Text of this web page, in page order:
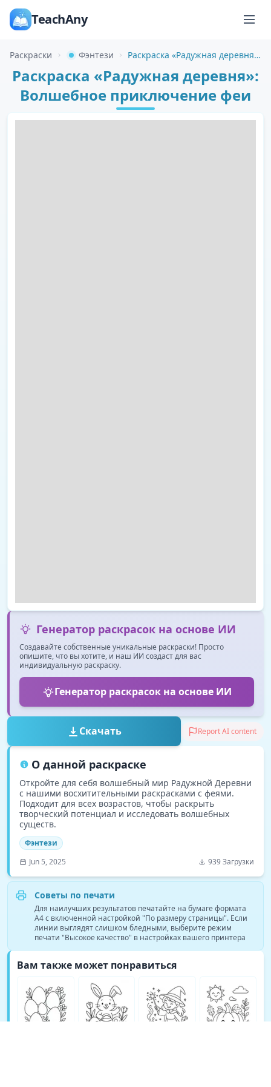
TeachAny
Раскраски Фэнтези Раскраска «Радужная деревня»: Волшебное приключение феи
Раскраска «Радужная деревня»:
Волшебное приключение феи
Генератор раскрасок на основе ИИ
Создавайте собственные уникальные раскраски! Просто
опишите, что вы хотите, и наш ИИ создаст для вас
индивидуальную раскраску.
Генератор раскрасок на основе ИИ
Скачать Report AI content
О данной раскраске
Откройте для себя волшебный мир Радужной Деревни
с нашими восхитительными раскрасками с феями.
Подходит для всех возрастов, чтобы раскрыть
творческий потенциал и исследовать волшебных
существ.
Фэнтези
Jun 5, 2025
939 Загрузки
Советы по печати
Для наилучших результатов печатайте на бумаге формата
A4 с включенной настройкой "По размеру страницы". Если
линии выглядят слишком бледными, выберите режим
печати "Высокое качество" в настройках вашего принтера
Вам также может понравиться